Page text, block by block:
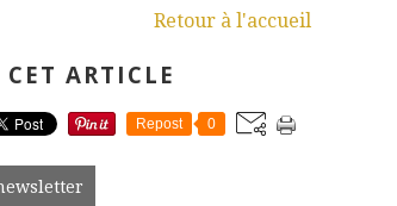
Retour à l'accueil
CET ARTICLE
Repost 0